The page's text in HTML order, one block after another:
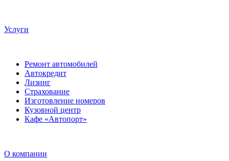
Услуги
Ремонт автомобилей
Автокредит
Лизинг
Страхование
Изготовление номеров
Кузовной центр
Кафе «Автопорт»
О компании